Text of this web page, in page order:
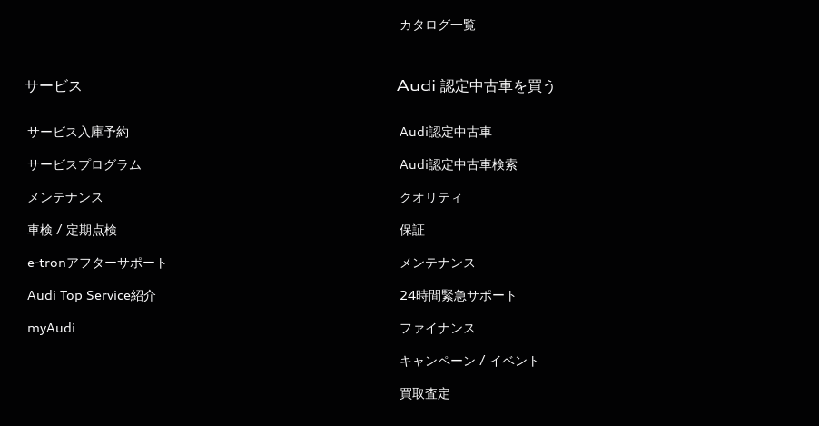
カタログ一覧
サービス
サービス入庫予約
サービスプログラム
メンテナンス
車検 / 定期点検
e-tronアフターサポート
Audi Top Service紹介
myAudi
Audi 認定中古車を買う
Audi認定中古車
Audi認定中古車検索
クオリティ
保証
メンテナンス
24時間緊急サポート
ファイナンス
キャンペーン / イベント
買取査定